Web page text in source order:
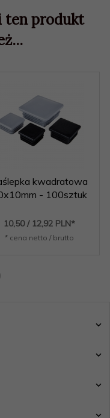
ten produkt
kwadratowa
- 100sztuk
10,50 / 12,92 PLN*
* cena netto / brutto